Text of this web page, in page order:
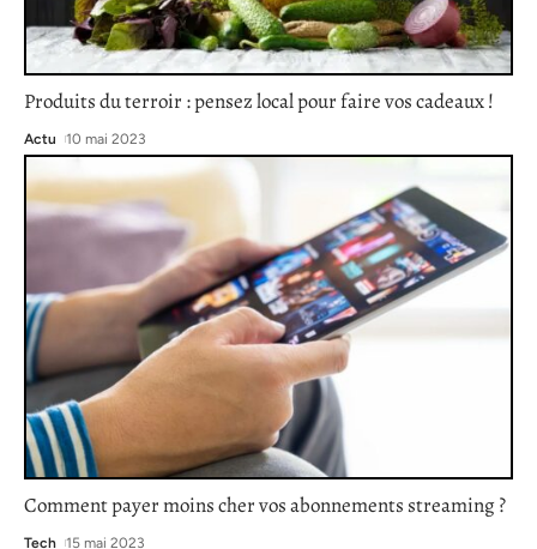
Produits du terroir : pensez local pour faire vos cadeaux !
Actu 10 mai 2023
Comment payer moins cher vos abonnements streaming ?
Tech 15 mai 2023